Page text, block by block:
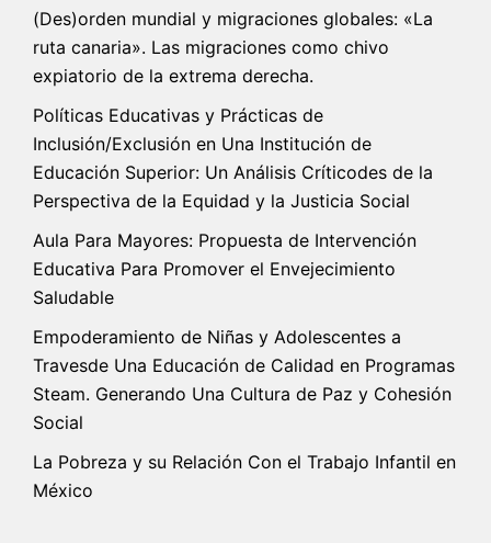
(Des)orden mundial y migraciones globales: «La
ruta canaria». Las migraciones como chivo
expiatorio de la extrema derecha.
Políticas Educativas y Prácticas de
Inclusión/Exclusión en Una Institución de
Educación Superior: Un Análisis Críticodes de la
Perspectiva de la Equidad y la Justicia Social
Aula Para Mayores: Propuesta de Intervención
Educativa Para Promover el Envejecimiento
Saludable
Empoderamiento de Niñas y Adolescentes a
Travesde Una Educación de Calidad en Programas
Steam. Generando Una Cultura de Paz y Cohesión
Social
La Pobreza y su Relación Con el Trabajo Infantil en
México